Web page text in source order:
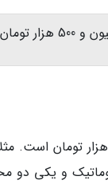
تومان
و یکی